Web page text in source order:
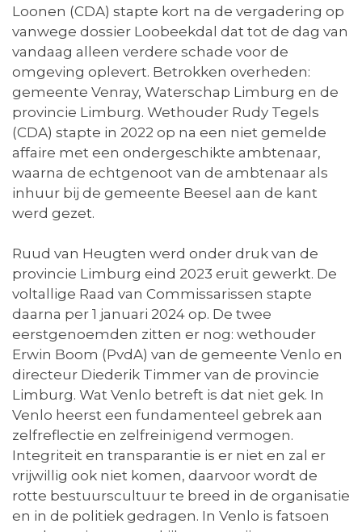
Loonen (CDA) stapte kort na de vergadering op
vanwege dossier Loobeekdal dat tot de dag van
vandaag alleen verdere schade voor de
omgeving oplevert. Betrokken overheden:
gemeente Venray, Waterschap Limburg en de
provincie Limburg. Wethouder Rudy Tegels
(CDA) stapte in 2022 op na een niet gemelde
affaire met een ondergeschikte ambtenaar,
waarna de echtgenoot van de ambtenaar als
inhuur bij de gemeente Beesel aan de kant
werd gezet.
Ruud van Heugten werd onder druk van de
provincie Limburg eind 2023 eruit gewerkt. De
voltallige Raad van Commissarissen stapte
daarna per 1 januari 2024 op. De twee
eerstgenoemden zitten er nog: wethouder
Erwin Boom (PvdA) van de gemeente Venlo en
directeur Diederik Timmer van de provincie
Limburg. Wat Venlo betreft is dat niet gek. In
Venlo heerst een fundamenteel gebrek aan
zelfreflectie en zelfreinigend vermogen.
Integriteit en transparantie is er niet en zal er
vrijwillig ook niet komen, daarvoor wordt de
rotte bestuurscultuur te breed in de organisatie
en in de politiek gedragen. In Venlo is fatsoen